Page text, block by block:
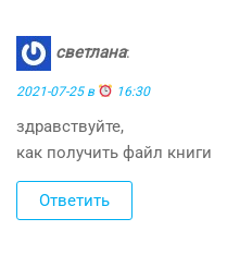
светлана:
2021-07-25 в 16:30
здравствуйте,
как получить файл книги
Ответить